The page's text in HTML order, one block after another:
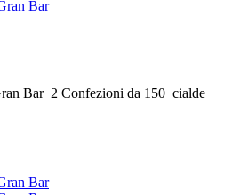
Bar 2 Confezioni da 150 cialde